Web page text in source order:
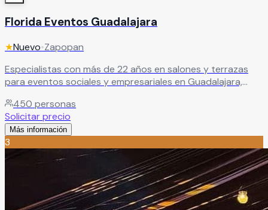
Florida Eventos Guadalajara
★Nuevo•Zapopan
Especialistas con más de 22 años en salones y terrazas
para eventos sociales y empresariales en Guadalajara,
satisfechos.Leer más
450 personas
Solicitar precio
Más información
3